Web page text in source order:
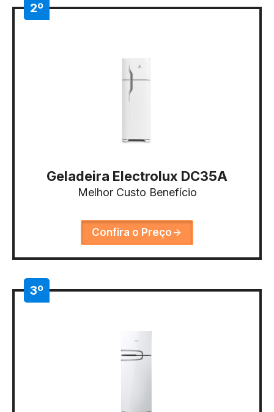
2º
Geladeira Electrolux DC35A
Melhor Custo Benefício
Confira o Preço
3º